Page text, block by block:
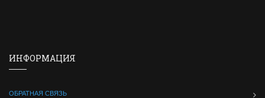
ИНФОРМАЦИЯ
ОБРАТНАЯ СВЯЗЬ